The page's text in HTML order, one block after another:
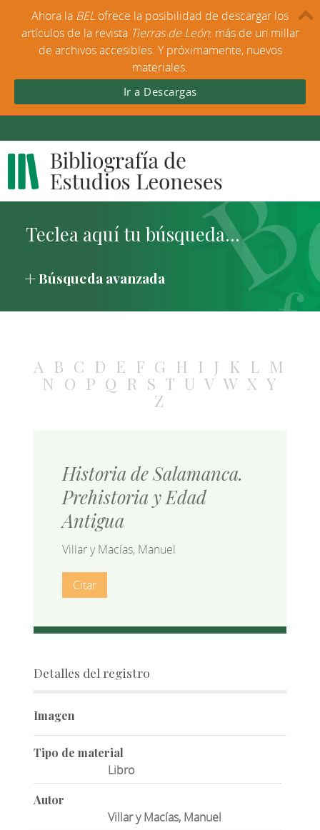
Búsqueda avanzada
A B C D E F G H I J K L M
N O P Q R S T U V W X Y
Z
Historia de Salamanca.
Prehistoria y Edad
Antigua
Villar y Macías, Manuel
Citar
Detalles del registro
Imagen
Tipo de material
Libro
Autor
Villar y Macías, Manuel
Ahora la BEL ofrece la posibilidad de descargar los
artículos de la revista Tierras de León: más de un millar
de archivos accesibles. Y próximamente, nuevos
materiales.
Ir a Descargas